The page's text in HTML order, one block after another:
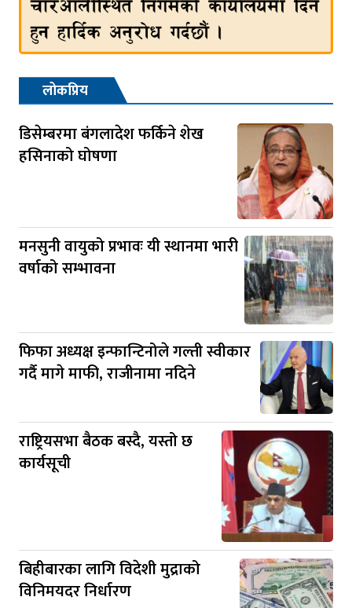
लोकप्रिय
डिसेम्बरमा बंगलादेश फर्किने शेख
हसिनाको घोषणा
मनसुनी वायुको प्रभावः यी स्थानमा भारी
वर्षाको सम्भावना
फिफा अध्यक्ष इन्फान्टिनोले गल्ती स्वीकार
गर्दै मागे माफी, राजीनामा नदिने
राष्ट्रियसभा बैठक बस्दै, यस्तो छ
कार्यसूची
बिहीबारका लागि विदेशी मुद्राको
विनिमयदर निर्धारण